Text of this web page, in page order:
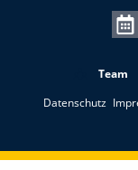
Team
Datenschutz